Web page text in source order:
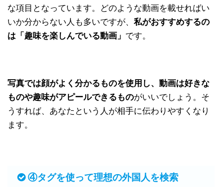
な項目となっています。どのような動画を載せればい
いか分からない人も多いですが、 私がおすすめするの
は「趣味を楽しんでいる動画」 です。
写真では顔がよく分かるものを使用し、動画は好きな
ものや趣味がアピールできるものがいいでしょう。そ
うすれば、あなたという人が相手に伝わりやすくなり
ます。
④タグを使って理想の外国人を検索